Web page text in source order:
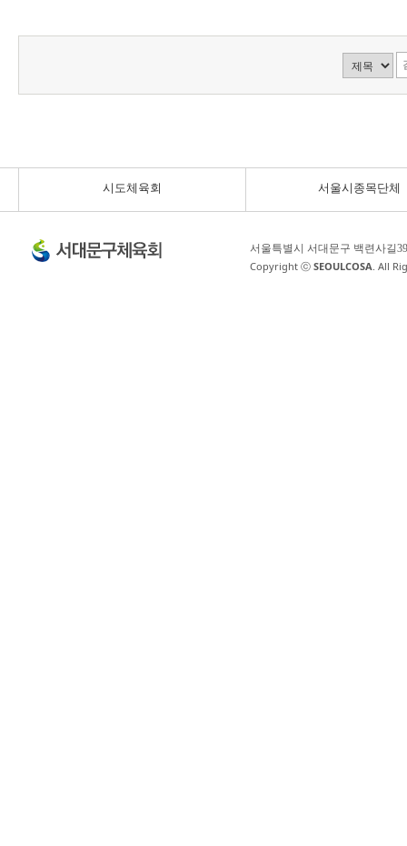
시도체육회 서울시종목단체
서울특별시 서대문구 백련사길
Copyright ⓒ SEOULCOSA. All